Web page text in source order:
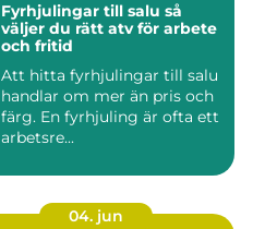
Fyrhjulingar till salu så
väljer du rätt atv för arbete
och fritid
Att hitta fyrhjulingar till salu
handlar om mer än pris och
färg. En fyrhjuling är ofta ett
arbetsre...
04. jun